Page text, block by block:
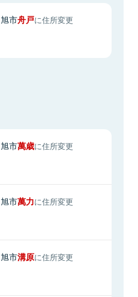
旭市舟戸に住所変更
旭市萬歳に住所変更
旭市萬力に住所変更
旭市溝原に住所変更